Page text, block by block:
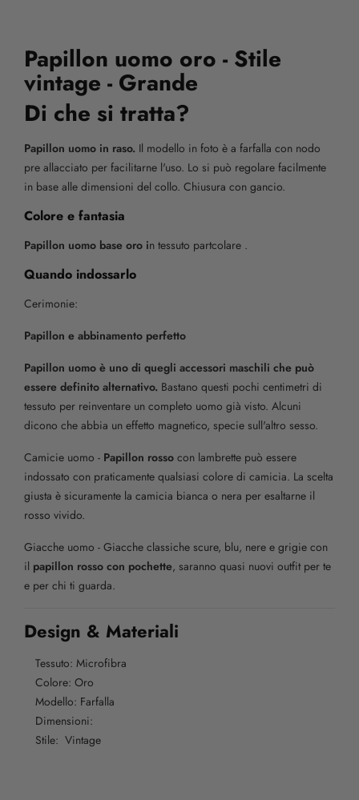
Papillon uomo oro - Stile
vintage - Grande
Di che si tratta?
Papillon uomo in raso. Il modello in foto è a farfalla con nodo
pre allacciato per facilitarne l'uso. Lo si può regolare facilmente
in base alle dimensioni del collo. Chiusura con gancio.
Colore e fantasia
Papillon uomo base oro in tessuto partcolare .
Quando indossarlo
Cerimonie:
Papillon e abbinamento perfetto
Papillon uomo è uno di quegli accessori maschili che può
essere definito alternativo. Bastano questi pochi centimetri di
tessuto per reinventare un completo uomo già visto. Alcuni
dicono che abbia un effetto magnetico, specie sull'altro sesso.
Camicie uomo - Papillon rosso con lambrette può essere
indossato con praticamente qualsiasi colore di camicia. La scelta
giusta è sicuramente la camicia bianca o nera per esaltarne il
rosso vivido.
Giacche uomo - Giacche classiche scure, blu, nere e grigie con
il papillon rosso con pochette, saranno quasi nuovi outfit per te
e per chi ti guarda.
Design & Materiali
Tessuto: Microfibra
Colore: Oro
Modello: Farfalla
Dimensioni:
Stile: Vintage